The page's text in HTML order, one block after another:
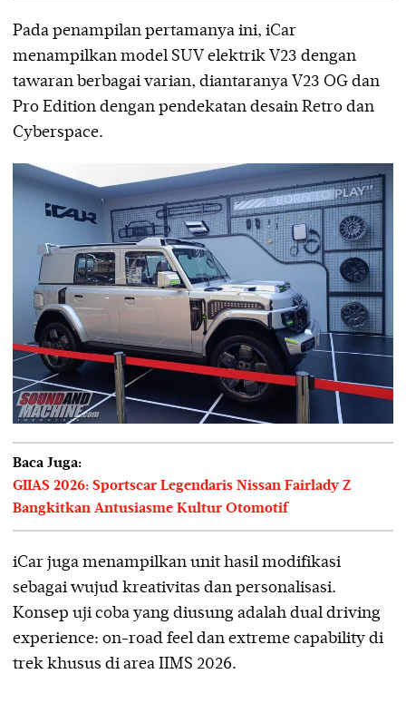
Pada penampilan pertamanya ini, iCar
menampilkan model SUV elektrik V23 dengan
tawaran berbagai varian, diantaranya V23 OG dan
Pro Edition dengan pendekatan desain Retro dan
Cyberspace.
Baca Juga:
GIIAS 2026: Sportscar Legendaris Nissan Fairlady Z
Bangkitkan Antusiasme Kultur Otomotif
iCar juga menampilkan unit hasil modifikasi
sebagai wujud kreativitas dan personalisasi.
Konsep uji coba yang diusung adalah dual driving
experience: on-road feel dan extreme capability di
trek khusus di area IIMS 2026.